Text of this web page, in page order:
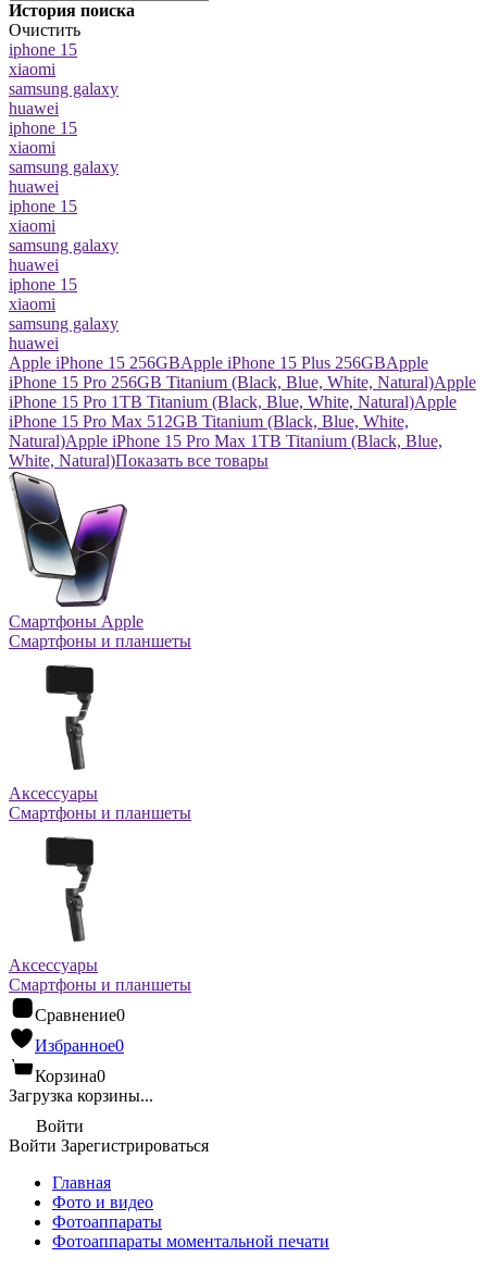
История поиска
Очистить
iphone 15
xiaomi
samsung galaxy
huawei
iphone 15
xiaomi
samsung galaxy
huawei
iphone 15
xiaomi
samsung galaxy
huawei
iphone 15
xiaomi
samsung galaxy
huawei
Apple iPhone 15 256GBApple iPhone 15 Plus 256GBApple
iPhone 15 Pro 256GB Titanium (Black, Blue, White, Natural)Apple
iPhone 15 Pro 1TB Titanium (Black, Blue, White, Natural)Apple
iPhone 15 Pro Max 512GB Titanium (Black, Blue, White,
Natural)Apple iPhone 15 Pro Max 1TB Titanium (Black, Blue,
White, Natural)Показать все товары
Смартфоны Apple
Смартфоны и планшеты
Аксессуары
Смартфоны и планшеты
Аксессуары
Смартфоны и планшеты
Сравнение0
Избранное0
Корзина0
Загрузка корзины...
Войти
Войти Зарегистрироваться
Главная
Фото и видео
Фотоаппараты
Фотоаппараты моментальной печати